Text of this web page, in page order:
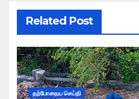
Related Post
தற்போதைய செய்தி